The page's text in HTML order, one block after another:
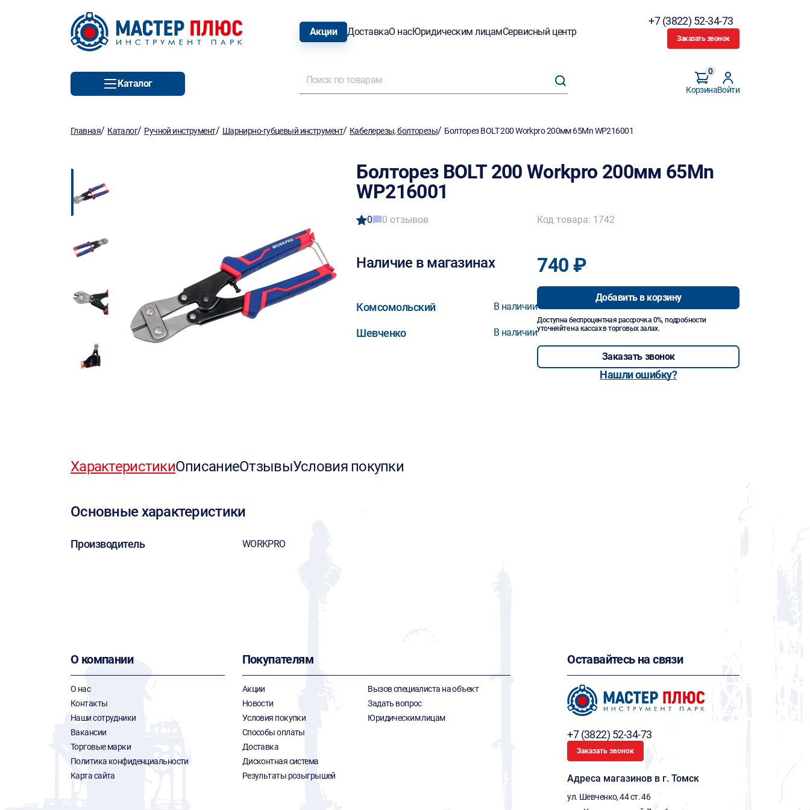
Акции ДоставкаО насЮридическим лицамСервисный центр
+7 (3822) 52-34-73
Заказать звонок
Каталог
Корзина
0
Войти
Главная/ Каталог/ Ручной инструмент/ Шарнирно-губцевый инструмент/ Кабелерезы, болторезы/ Болторез BOLT 200 Workpro 200мм 65Mn WP216001
Болторез BOLT 200 Workpro 200мм 65Mn
WP216001
0 0 отзывов
Наличие в магазинах
Комсомольский В наличии
Шевченко В наличии
Код товара: 1742
740 ₽
Добавить в корзину
Доступна беспроцентная рассрочка 0%, подробности
уточняйте на кассах в торговых залах.
Заказать звонок
Нашли ошибку?
ХарактеристикиОписаниеОтзывыУсловия покупки
Основные характеристики
Производитель WORKPRO
О компании
О нас
Контакты
Наши сотрудники
Вакансии
Торговые марки
Политика конфиденциальности
Карта сайта
Покупателям
Акции
Новости
Условия покупки
Способы оплаты
Доставка
Дисконтная система
Результаты розыгрышей
Вызов специалиста на объект
Задать вопрос
Юридическим лицам
Оставайтесь на связи
+7 (3822) 52-34-73
Заказать звонок
Адреса магазинов в г. Томск
ул. Шевченко, 44 ст. 46